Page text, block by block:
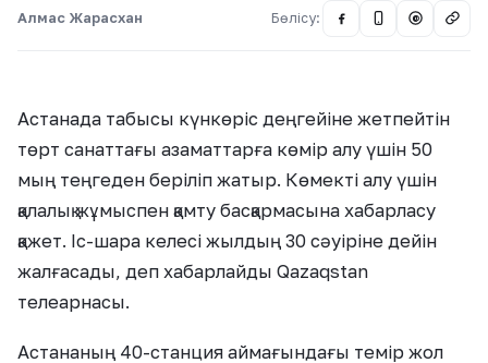
Алмас Жарасхан Бөлісу: @
Астанада табысы күнкөріс деңгейіне жетпейтін
төрт санаттағы азаматтарға көмір алу үшін 50
мың теңгеден беріліп жатыр. Көмекті алу үшін
қалалық жұмыспен қамту басқармасына хабарласу
қажет. Іс-шара келесі жылдың 30 сәуіріне дейін
жалғасады, деп хабарлайды Qazaqstan
телеарнасы.
Астананың 40-станция аймағындағы темір жол